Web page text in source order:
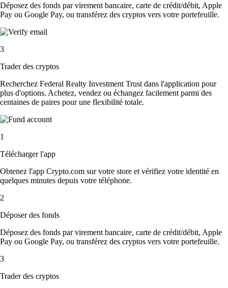
Déposez des fonds par virement bancaire, carte de crédit/débit, Apple
Pay ou Google Pay, ou transférez des cryptos vers votre portefeuille.
3
Trader des cryptos
Recherchez Federal Realty Investment Trust dans l'application pour
plus d'options. Achetez, vendez ou échangez facilement parmi des
centaines de paires pour une flexibilité totale.
1
Télécharger l'app
Obtenez l'app Crypto.com sur votre store et vérifiez votre identité en
quelques minutes depuis votre téléphone.
2
Déposer des fonds
Déposez des fonds par virement bancaire, carte de crédit/débit, Apple
Pay ou Google Pay, ou transférez des cryptos vers votre portefeuille.
3
Trader des cryptos